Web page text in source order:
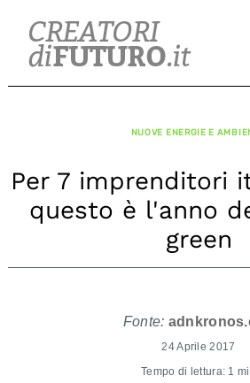
content
NUOVE ENERGIE E
Per 7 imprenditori
questo è l'anno
green
Fonte:
24 Aprile 2017
Tempo di lettura: 1